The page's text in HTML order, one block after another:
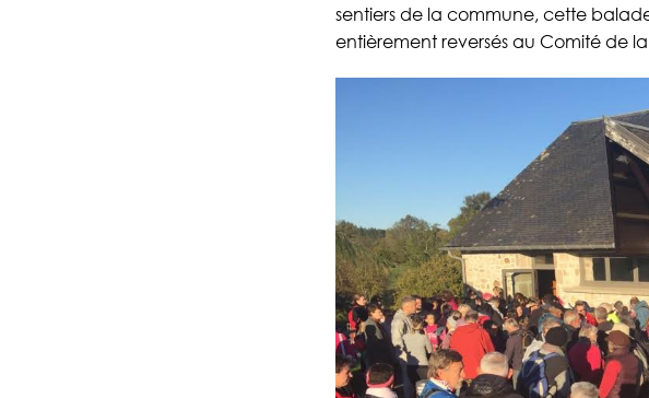
sentiers de la commune, cette
entièrement reversés au Comité de